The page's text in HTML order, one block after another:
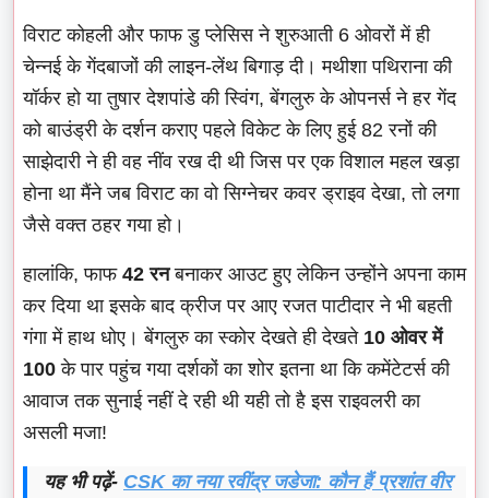
विराट कोहली और फाफ डु प्लेसिस ने शुरुआती 6 ओवरों में ही
चेन्नई के गेंदबाजों की लाइन-लेंथ बिगाड़ दी। मथीशा पथिराना की
यॉर्कर हो या तुषार देशपांडे की स्विंग, बेंगलुरु के ओपनर्स ने हर गेंद
को बाउंड्री के दर्शन कराए पहले विकेट के लिए हुई 82 रनों की
साझेदारी ने ही वह नींव रख दी थी जिस पर एक विशाल महल खड़ा
होना था मैंने जब विराट का वो सिग्नेचर कवर ड्राइव देखा, तो लगा
जैसे वक्त ठहर गया हो।
हालांकि, फाफ42 रनबनाकर आउट हुए लेकिन उन्होंने अपना काम
कर दिया था इसके बाद क्रीज पर आए रजत पाटीदार ने भी बहती
गंगा में हाथ धोए। बेंगलुरु का स्कोर देखते ही देखते 10 ओवर में
100 के पार पहुंच गया दर्शकों का शोर इतना था कि कमेंटेटर्स की
आवाज तक सुनाई नहीं दे रही थी यही तो है इस राइवलरी का
असली मजा!
यह भी पढ़ें- CSK का नया रवींद्र जडेजा: कौन हैं प्रशांत वीर